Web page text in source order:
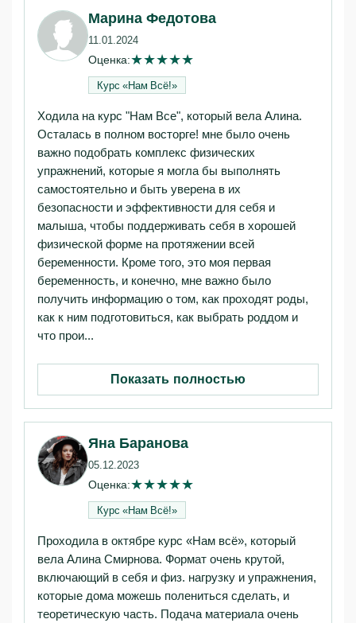
Марина Федотова
11.01.2024
Оценка:★★★★★
Курс «Нам Всё!»‎
Ходила на курс "Нам Все", который вела Алина.
Осталась в полном восторге! мне было очень
важно подобрать комплекс физических
упражнений, которые я могла бы выполнять
самостоятельно и быть уверена в их
безопасности и эффективности для себя и
малыша, чтобы поддерживать себя в хорошей
физической форме на протяжении всей
беременности. Кроме того, это моя первая
беременность, и конечно, мне важно было
получить информацию о том, как проходят роды,
как к ним подготовиться, как выбрать роддом и
что прои...
Показать полностью
Яна Баранова
05.12.2023
Оценка:★★★★★
Курс «Нам Всё!»‎
Проходила в октябре курс «Нам всё», который
вела Алина Смирнова. Формат очень крутой,
включающий в себя и физ. нагрузку и упражнения,
которые дома можешь полениться сделать, и
теоретическую часть. Подача материала очень